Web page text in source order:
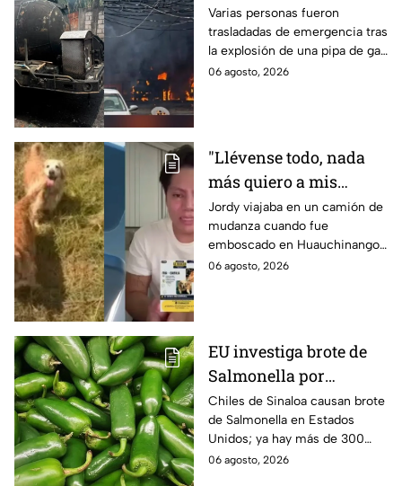
se reportan más de 20
personas con
quemaduras
Varias personas fueron
trasladadas de emergencia tras
la explosión de una pipa de gas
cerca de la colonia Las
06 agosto, 2026
"Llévense todo, nada
más quiero a mis
perritas": Asaltan a un
joven, vacían sus
cuentas y le roban a sus
mascotas en
Jordy viajaba en un camión de
mudanza cuando fue
emboscado en Huauchinango,
Puebla, Además de quitarle
06 agosto, 2026
EU investiga brote de
Salmonella por
jalapeños de Sinaloa
Chiles de Sinaloa causan brote
de Salmonella en Estados
Unidos; ya hay más de 300
enfermos en 27 estados.
06 agosto, 2026